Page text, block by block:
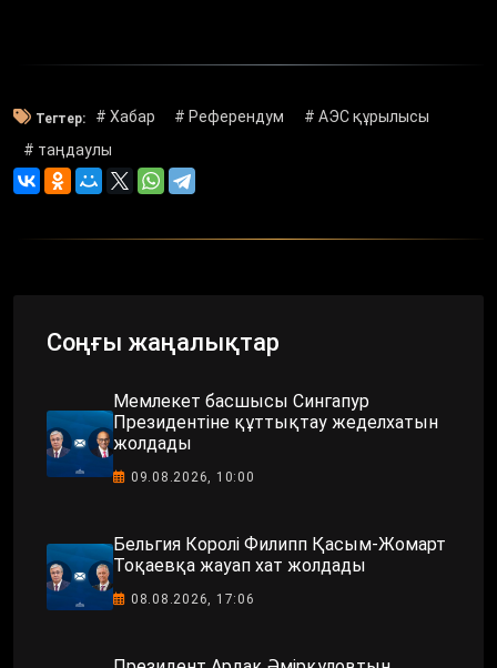
Тегтер: # Хабар # Референдум
# АЭС құрылысы
# таңдаулы
Соңғы жаңалықтар
Мемлекет басшысы Сингапур
Президентіне құттықтау жеделхатын
жолдады
09.08.2026, 10:00
Бельгия Королі Филипп Қасым-Жомарт
Тоқаевқа жауап хат жолдады
08.08.2026, 17:06